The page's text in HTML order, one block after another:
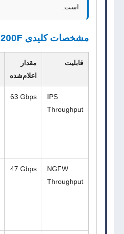
است.
مشخصات کلیدی FortiGate 3200F
قابلیت
مقدار
اعلام‌شده
IPS
Throughput
63 Gbps
NGFW
Throughput
47 Gbps